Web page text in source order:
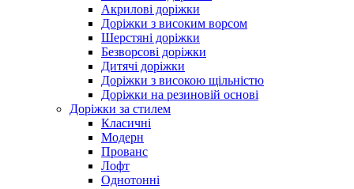
Акрилові доріжки
Доріжки з високим ворсом
Шерстяні доріжки
Безворсові доріжки
Дитячі доріжки
Доріжки з високою щільністю
Доріжки на резиновій основі
Доріжки за стилем
Класичні
Модерн
Прованс
Лофт
Однотонні